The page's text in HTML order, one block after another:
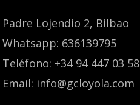
Padre Lojendio 2, Bilbao
Whatsapp: 636139795
Teléfono: +34 94 447 03 58
Email: info@gcloyola.com